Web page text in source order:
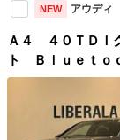
NEW アウディ
Ａ４ ４０ＴＤＩ
ト Ｂｌｕｅｔｏ
エイド アクティ
ハイビーム Ａ
ビ フルＴＶ